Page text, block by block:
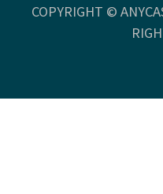
COPYRIGHT ©